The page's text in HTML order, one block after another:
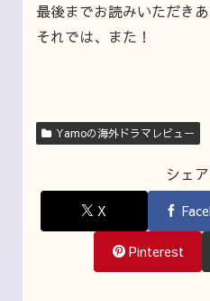
最後までお読みいただき
それでは、また！
Yamoの海外ドラマレビュー
シェ
X
Pinterest